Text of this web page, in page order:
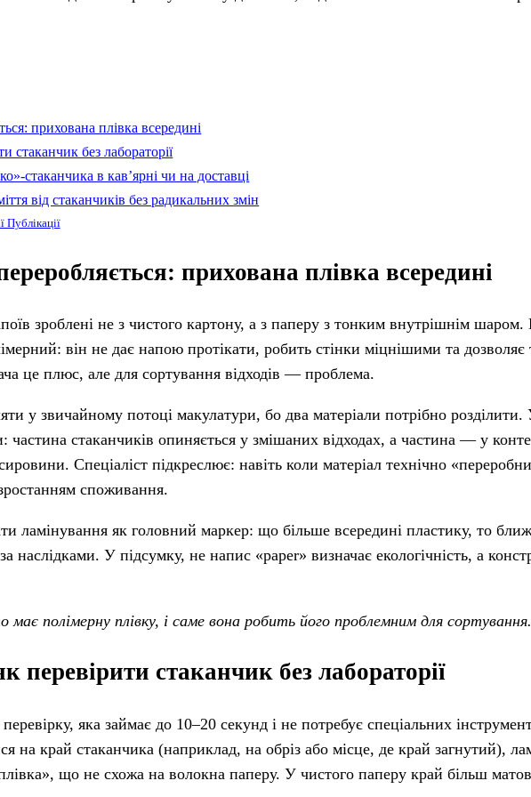
прихована плівка всередині
стаканчик без лабораторії
стаканчика в кав’ярні чи на доставці
від стаканчиків без радикальних змін
Публікації
прихована плівка всередині
зроблені не з чистого картону, а з паперу з тонким внутрішнім шаром.
він не дає напою протікати, робить стінки міцнішими та дозволяє
це плюс, але для сортування відходів — проблема.
у звичайному потоці макулатури, бо два матеріали потрібно
частина стаканчиків опиняється у змішаних відходах, а частина — у
Спеціаліст підкреслює: навіть коли матеріал технічно
споживання.
ламінування як головний маркер: що більше всередині пластику, то
наслідками. У підсумку, не напис «paper» визначає екологічність, а
полімерну плівку, і саме вона робить його проблемним для сортування.
перевірити стаканчик без лабораторії
яка займає до 10–20 секунд і не потребує спеціальних
край стаканчика (наприклад, на обріз або місце, де край загнутий),
що не схожа на волокна паперу. У чистого паперу край більш